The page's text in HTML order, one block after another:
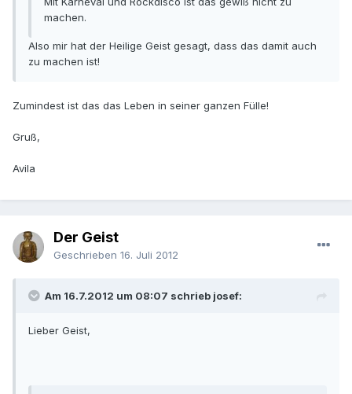
machen.
Also mir hat der Heilige Geist gesagt, dass das damit auch
zu machen ist!
Zumindest ist das das Leben in seiner ganzen Fülle!
Gruß,
Avila
Der Geist
Geschrieben 16. Juli 2012
Am 16.7.2012 um 08:07 schrieb josef:
Lieber Geist,